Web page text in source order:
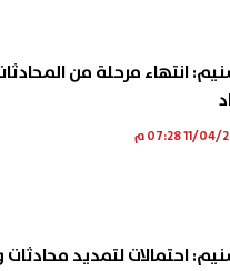
انتهاء مرحلة من
احتمالات لتمديد